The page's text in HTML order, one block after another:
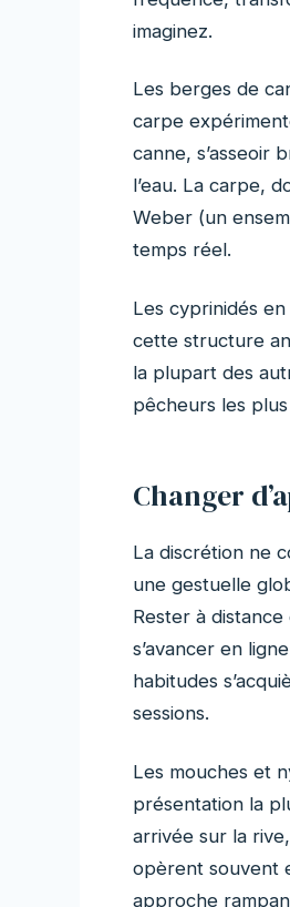
imaginez.
Les berges de
carpe
canne, s’asseoir
l’eau. La carpe,
Weber (un
temps réel.
Les cyprinidés
cette structure
la plupart des
pêcheurs les
Changer
La discrétion ne
une gestuelle
Rester à
s’avancer en
habitudes
sessions.
Les mouches et
présentation la
arrivée sur la
opèrent souvent
approche